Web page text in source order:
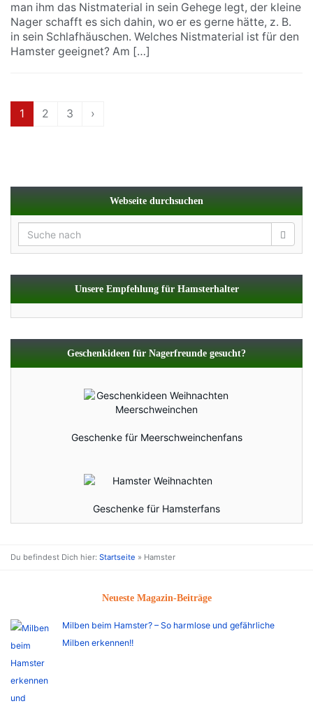
man ihm das Nistmaterial in sein Gehege legt, der kleine
Nager schafft es sich dahin, wo er es gerne hätte, z. B.
in sein Schlafhäuschen. Welches Nistmaterial ist für den
Hamster geeignet? Am […]
1 2 3 ›
Webseite durchsuchen
Unsere Empfehlung für Hamsterhalter
Geschenkideen für Nagerfreunde gesucht?
Geschenke für Meerschweinchenfans
Geschenke für Hamsterfans
Du befindest Dich hier: Startseite » Hamster
Neueste Magazin-Beiträge
Milben beim Hamster? – So harmlose und gefährliche
Milben erkennen!!